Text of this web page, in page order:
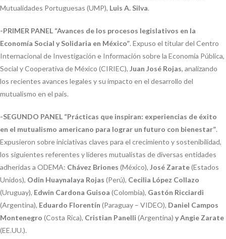
Mutualidades Portuguesas (UMP), Luis A. Silva.
-PRIMER PANEL “Avances de los procesos legislativos en la
Economía Social y Solidaria en México”. Expuso el titular del Centro
Internacional de Investigación e Información sobre la Economía Pública,
Social y Cooperativa de México (CIRIEC), Juan José Rojas, analizando
los recientes avances legales y su impacto en el desarrollo del
mutualismo en el país.
-SEGUNDO PANEL “Prácticas que inspiran: experiencias de éxito
en el mutualismo americano para lograr un futuro con bienestar”.
Expusieron sobre iniciativas claves para el crecimiento y sostenibilidad,
los siguientes referentes y líderes mutualistas de diversas entidades
adheridas a ODEMA: Chávez Briones (México), José Zarate(Estados
Unidos), Odin Huaynalaya Rojas (Perú), Cecilia López Collazo
(Uruguay), Edwin Cardona Guisoa (Colombia), Gastón Ricciardi
(Argentina), Eduardo Florentín (Paraguay – VIDEO), Daniel Campos
Montenegro (Costa Rica), Cristian Panelli (Argentina) y Angie Zarate
(EE.UU.).